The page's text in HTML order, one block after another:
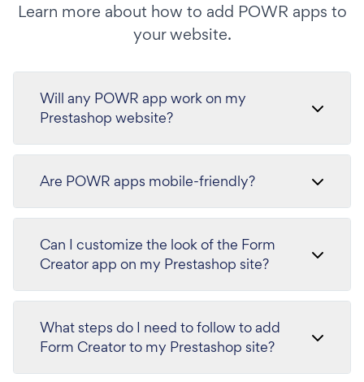
Learn more about how to add POWR apps to
your website.
Will any POWR app work on my
Prestashop website?
Are POWR apps mobile-friendly?
Can I customize the look of the Form
Creator app on my Prestashop site?
What steps do I need to follow to add
Form Creator to my Prestashop site?